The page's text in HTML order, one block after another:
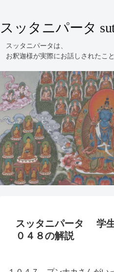
スッタニパータ
スッタニパータ 学
０４８の解説